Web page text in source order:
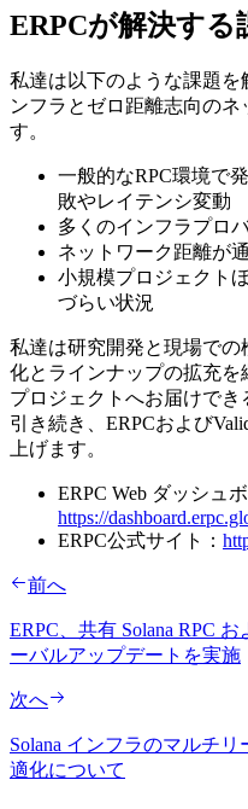
ERPCが解決する
私達は以下のような課題を
ンフラとゼロ距離志向の
す。
一般的なRPC環境で
敗やレイテンシ変動
多くのインフラプロ
ネットワーク距離が
小規模プロジェクト
づらい状況
私達は研究開発と現場で
化とラインナップの拡充
プロジェクトへお届けでき
引き続き、ERPCおよび
上げます。
ERPC Web ダッシュ
https://
ERPC公式サイト：
前へ
ERPC、共有 Solana RPC
ーバルアップデートを実施
次へ
Solana インフラのマルチ
適化について